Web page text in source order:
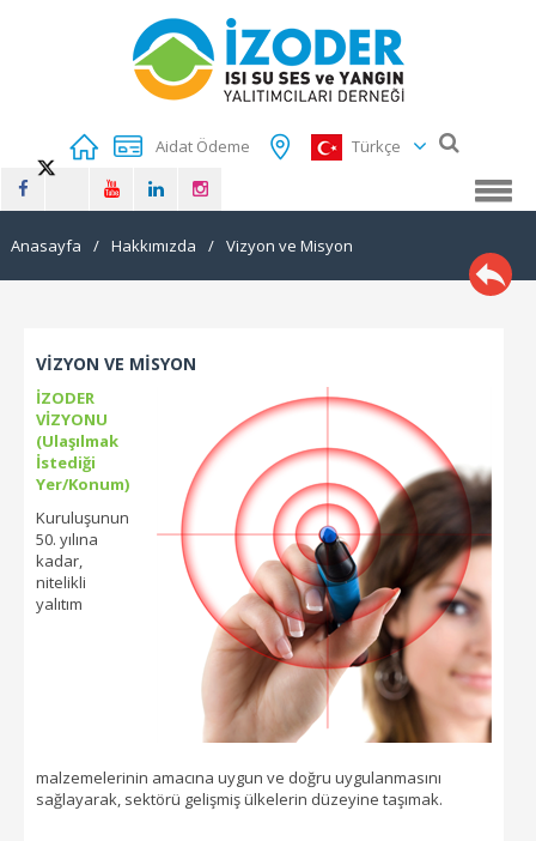
Aidat Ödeme Türkçe
Anasayfa / Hakkımızda / Vizyon ve Misyon
VİZYON VE MİSYON
İZODER
VİZYONU
(Ulaşılmak
İstediği
Yer/Konum)
Kuruluşunun
50. yılına
kadar,
nitelikli
yalıtım
malzemelerinin amacına uygun ve doğru uygulanmasını
sağlayarak, sektörü gelişmiş ülkelerin düzeyine taşımak.